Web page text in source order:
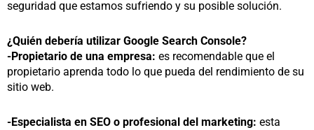
seguridad que estamos sufriendo y su posible solución.
¿Quién debería utilizar Google Search Console?
-Propietario de una empresa: es recomendable que el
propietario aprenda todo lo que pueda del rendimiento de su
sitio web.
-Especialista en SEO o profesional del marketing: esta